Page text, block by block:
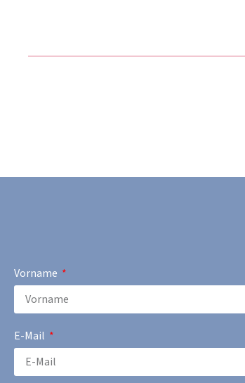
Vorname
E-Mail